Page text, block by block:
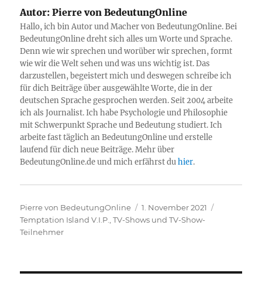
Autor: Pierre von BedeutungOnline
Hallo, ich bin Autor und Macher von BedeutungOnline. Bei
BedeutungOnline dreht sich alles um Worte und Sprache.
Denn wie wir sprechen und worüber wir sprechen, formt
wie wir die Welt sehen und was uns wichtig ist. Das
darzustellen, begeistert mich und deswegen schreibe ich
für dich Beiträge über ausgewählte Worte, die in der
deutschen Sprache gesprochen werden. Seit 2004 arbeite
ich als Journalist. Ich habe Psychologie und Philosophie
mit Schwerpunkt Sprache und Bedeutung studiert. Ich
arbeite fast täglich an BedeutungOnline und erstelle
laufend für dich neue Beiträge. Mehr über
BedeutungOnline.de und mich erfährst duhier.
Autor
Pierre von BedeutungOnline
Veröffentlicht
am
1. November 2021
Temptation Island V.I.P. ,TV-Shows und TV-Show-
Teilnehmer